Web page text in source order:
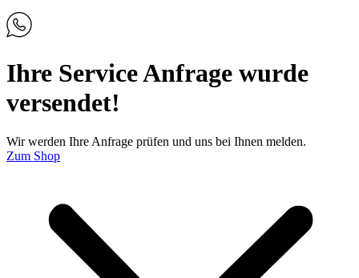
Ihre Service Anfrage wurde
versendet!
Wir werden Ihre Anfrage prüfen und uns bei Ihnen melden.
Zum Shop